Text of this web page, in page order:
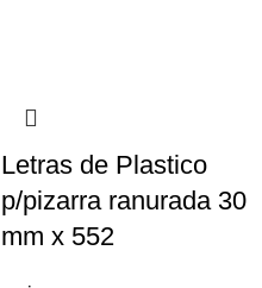
Letras de Plastico
p/pizarra ranurada 30
mm x 552